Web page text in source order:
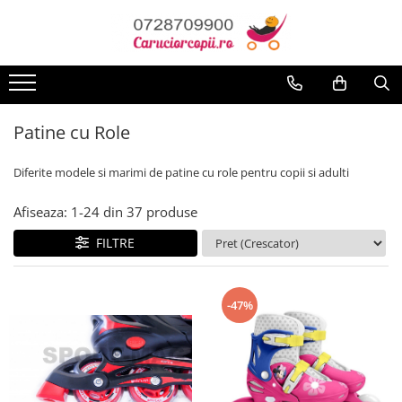
Carucioare copii
Carucioare copii 3in1
Carucioare gemeni
Accesorii carucioare
Landouri pentru bebelusi
Genti mamici
Umbrele carucioare
Accesorii diverse carucioare
Patine cu Role
Diferite modele si marimi de patine cu role pentru copii si adulti
Afiseaza: 1-24 din 37 produse
FILTRE
-47%